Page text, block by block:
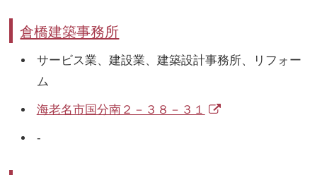
倉橋建築事務所
サービス業、建設業、建築設計事務所、リフォー
ム
海老名市国分南２－３８－３１
-